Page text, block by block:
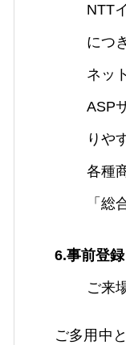
NTT
につ
ネッ
ASP
りや
各種
「
6.事前登録
ご来
ご多用中